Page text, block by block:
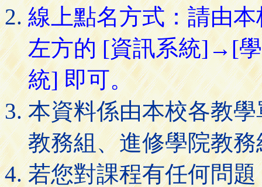
線上點名方式：請由
左方的 [資訊系統]→[
統] 即可。
本資料係由本校各教
教務組、進修學院教
若您對課程有任何問